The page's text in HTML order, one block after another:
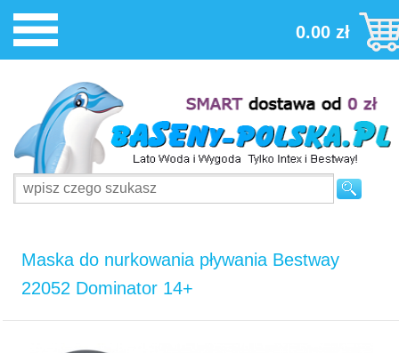
0.00 zł
Maska do nurkowania pływania Bestway
22052 Dominator 14+